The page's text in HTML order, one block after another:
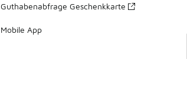
Guthabenabfrage Geschenkkarte
Mobile App